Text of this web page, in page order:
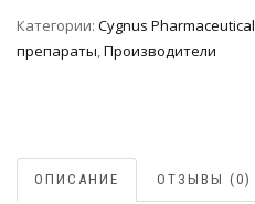
Категории: Cygnus Pharmaceutical
препараты,Производители
ОПИСАНИЕ ОТЗЫВЫ (0)